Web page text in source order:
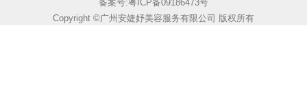
备案号:粤ICP备09186473号
Copyright ©广州安婕妤美容服务有限公司 版权所有